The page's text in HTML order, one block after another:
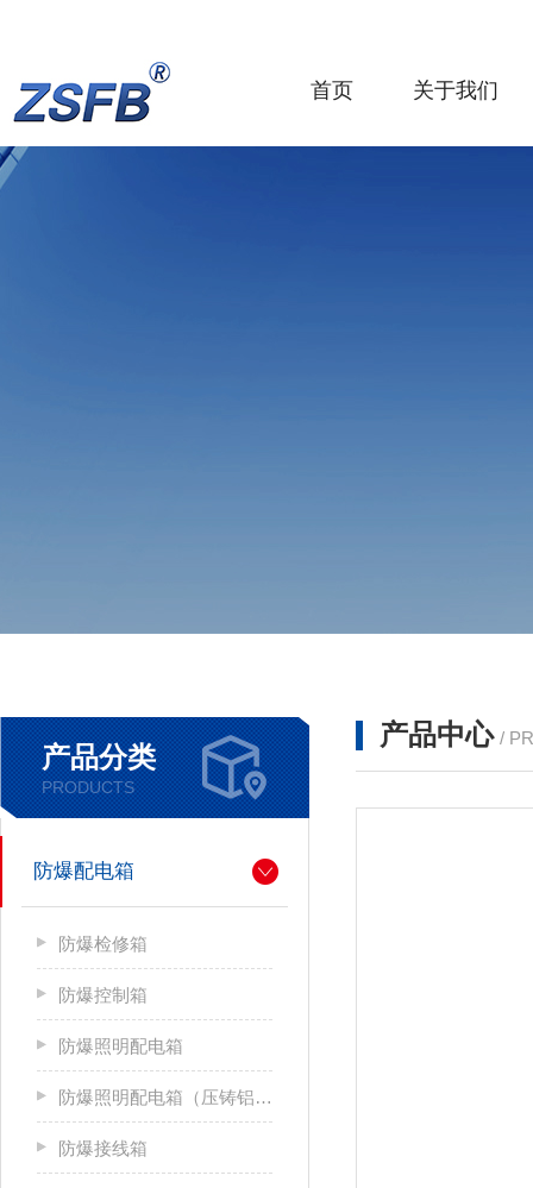
首页 关于我们
产品分类
PRODUCTS
防爆配电箱
防爆检修箱
防爆控制箱
防爆照明配电箱
防爆照明配电箱（压铸铝合金）
防爆接线箱
产品中心 /